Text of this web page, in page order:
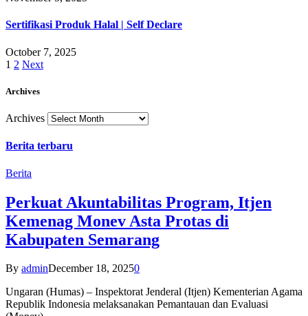
Sertifikasi Produk Halal | Self Declare
October 7, 2025
1 2 Next
Archives
Archives
Berita terbaru
Berita
Perkuat Akuntabilitas Program, Itjen
Kemenag Monev Asta Protas di
Kabupaten Semarang
By adminDecember 18, 20250
Ungaran (Humas) – Inspektorat Jenderal (Itjen) Kementerian Agama
Republik Indonesia melaksanakan Pemantauan dan Evaluasi